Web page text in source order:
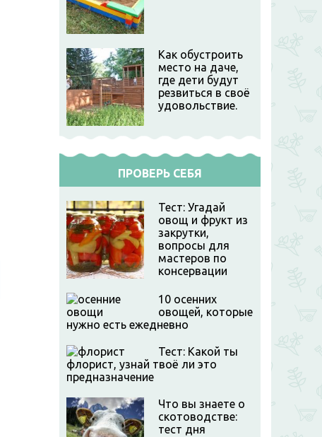
Как обустроить
место на даче,
где дети будут
резвиться в своё
удовольствие.
ПРОВЕРЬ СЕБЯ
Тест: Угадай
овощ и фрукт из
закрутки,
вопросы для
мастеров по
консервации
10 осенних
овощей, которые
нужно есть ежедневно
Тест: Какой ты
флорист, узнай твоё ли это
предназначение
Что вы знаете о
скотоводстве:
тест дня